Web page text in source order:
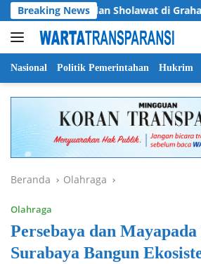
Langsung
ke
konten
Breaking News
Dzikir dan Sholawat di Grahadi,
Nasional Politik Pemerintahan Hukrim
Beranda Olahraga
Olahraga
Persebaya dan
Surabaya Bangun